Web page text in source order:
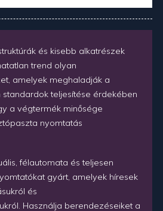
és kisebb alkatrészek
trend olyan
amelyek meghaladják a
teljesítése érdekében
a végtermék minősége
nyomtatás
félautomata és teljesen
gyárt, amelyek híresek
és
Használja berendezéseiket a